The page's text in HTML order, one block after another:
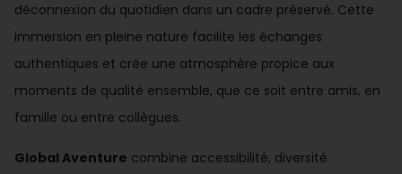
déconnexion du quotidien dans un cadre préservé. Cette
immersion en pleine nature facilite les échanges
authentiques et crée une atmosphère propice aux
moments de qualité ensemble, que ce soit entre amis, en
famille ou entre collègues.
Global Aventure combine accessibilité, diversité